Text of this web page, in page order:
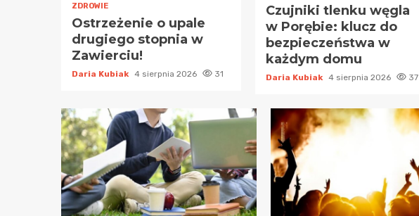
ZDROWIE
Ostrzeżenie o upale
drugiego stopnia w
Zawierciu!
Daria Kubiak 4 sierpnia 2026 31
Czujniki tlenku węgla
w Porębie: klucz do
bezpieczeństwa w
każdym domu
Daria Kubiak 4 sierpnia 2026 37